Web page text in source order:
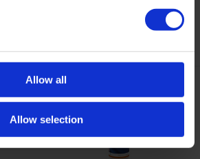
Allow all
Allow selection